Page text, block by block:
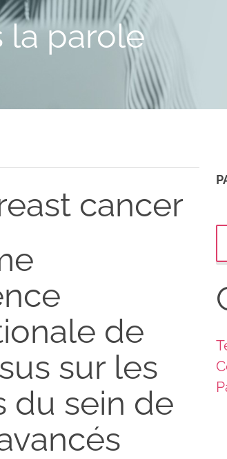
la parole
cancer
de
sur les
du sein de